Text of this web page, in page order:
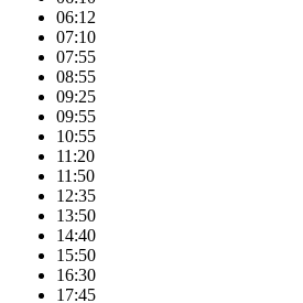
06:12
07:10
07:55
08:55
09:25
09:55
10:55
11:20
11:50
12:35
13:50
14:40
15:50
16:30
17:45